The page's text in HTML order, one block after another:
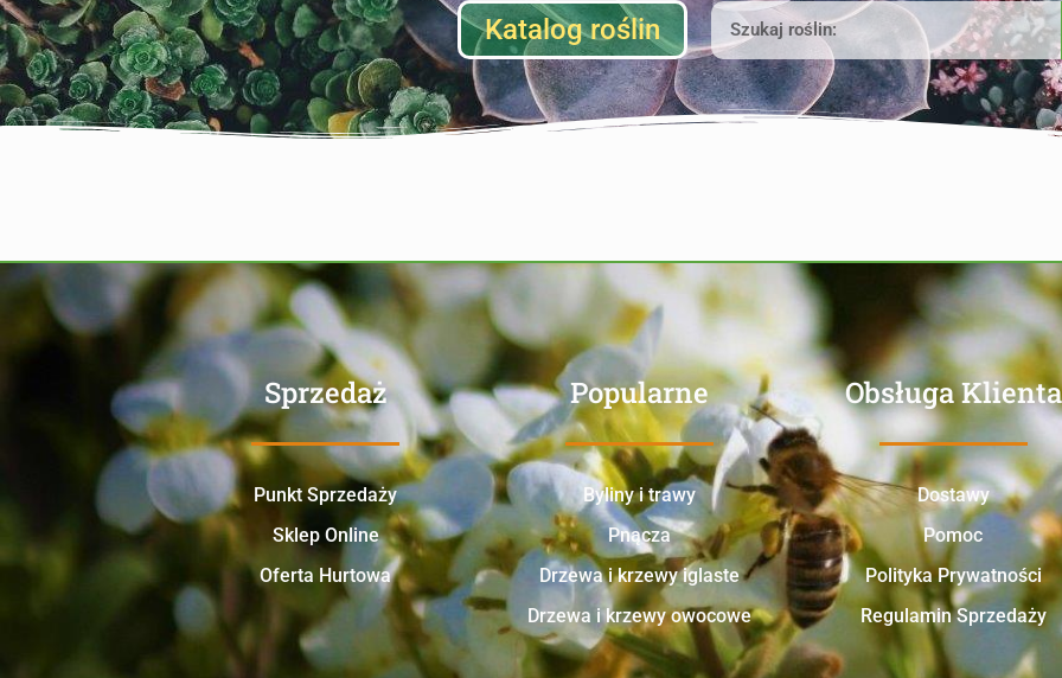
Katalog roślin
Sprzedaż
Punkt Sprzedaży
Sklep Online
Oferta Hurtowa
Popularne
Byliny i trawy
Pnącza
Drzewa i krzewy iglaste
Drzewa i krzewy owocowe
Obsługa Klienta
Dostawy
Pomoc
Polityka Prywatności
Regulamin Sprzedaży